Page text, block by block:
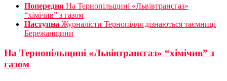
Попередня На Тернопільщині «Львівтрансгаз»
“хімічив” з газом
Наступна Журналісти Тернопілля дізнаються таємниці
Бережанщини
На Тернопільщині «Львівтрансгаз» “хімічив” з
газом